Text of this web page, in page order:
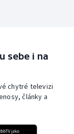
sebe i na
chytré televizi
články a